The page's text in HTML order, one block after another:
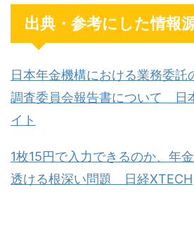
出典・参考にした情報
日本年金機構における業務委託
調査委員会報告書について 日
イト
1枚15円で入力できるのか、年
透ける根深い問題 日経XTECH